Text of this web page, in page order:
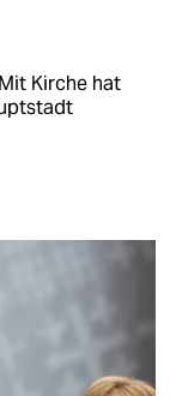
Kirche hat